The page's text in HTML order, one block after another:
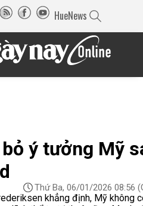
HueNews
ý tưởng Mỹ
Thứ Ba, 06/01/2026 08:56
khẳng định, Mỹ không